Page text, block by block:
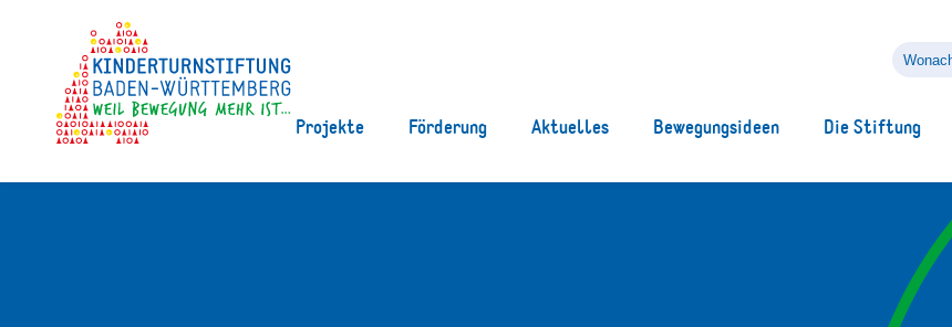
Wonach
suchen
Projekte Förderung Aktuelles Bewegungsideen Die Stiftung